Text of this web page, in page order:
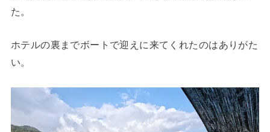
た。
ホテルの裏までボートで迎えに来てくれたのはありがた
い。